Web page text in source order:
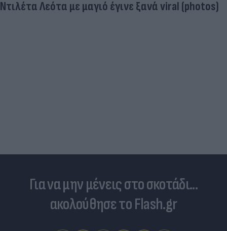
Για να μην μένεις στο σκοτάδι...
ακολούθησε το Flash.gr